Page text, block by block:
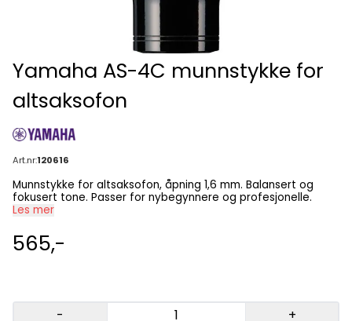
Yamaha AS-4C munnstykke for
altsaksofon
Art.nr:120616
Munnstykke for altsaksofon, åpning 1,6 mm. Balansert og
fokusert tone. Passer for nybegynnere og profesjonelle.
Les mer
565,-
- +